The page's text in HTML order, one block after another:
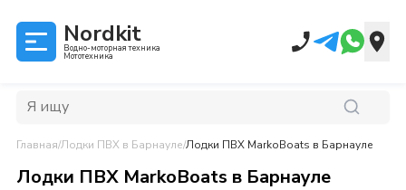
Nordkit
Водно-моторная техника
Мототехника
Главная/Лодки ПВХ в Барнауле/Лодки ПВХ MarkoBoats в Барнауле
Лодки ПВХ MarkoBoats в Барнауле